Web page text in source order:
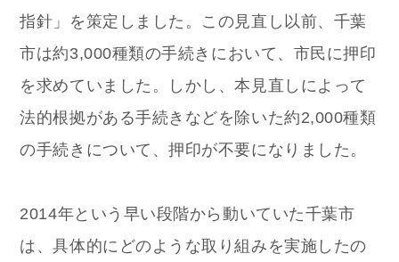
指針」を策定しました。この見直し以前、千葉
市は約3,000種類の手続きにおいて、市民に押印
を求めていました。しかし、本見直しによって
法的根拠がある手続きなどを除いた約2,000種類
の手続きについて、押印が不要になりました。
2014年という早い段階から動いていた千葉市
は、具体的にどのような取り組みを実施したの